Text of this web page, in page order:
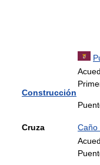
Construcción
Cruza Caño